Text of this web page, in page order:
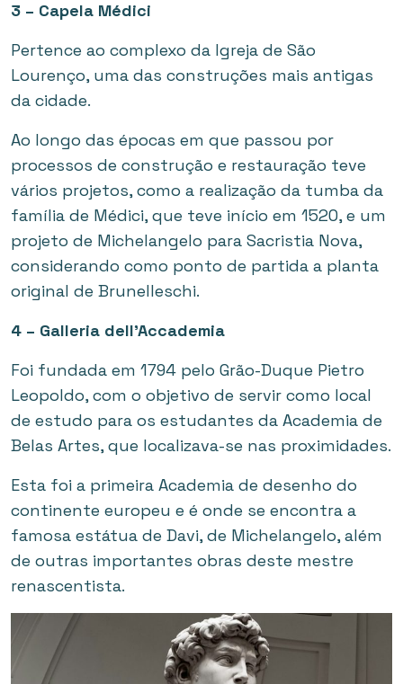
3 – Capela Médici
Pertence ao complexo da Igreja de São
Lourenço, uma das construções mais antigas
da cidade.
Ao longo das épocas em que passou por
processos de construção e restauração teve
vários projetos, como a realização da tumba da
família de Médici, que teve início em 1520, e um
projeto de Michelangelo para Sacristia Nova,
considerando como ponto de partida a planta
original de Brunelleschi.
4 – Galleria dell’Accademia
Foi fundada em 1794 pelo Grão-Duque Pietro
Leopoldo, com o objetivo de servir como local
de estudo para os estudantes da Academia de
Belas Artes, que localizava-se nas proximidades.
Esta foi a primeira Academia de desenho do
continente europeu e é onde se encontra a
famosa estátua de Davi, de Michelangelo, além
de outras importantes obras deste mestre
renascentista.